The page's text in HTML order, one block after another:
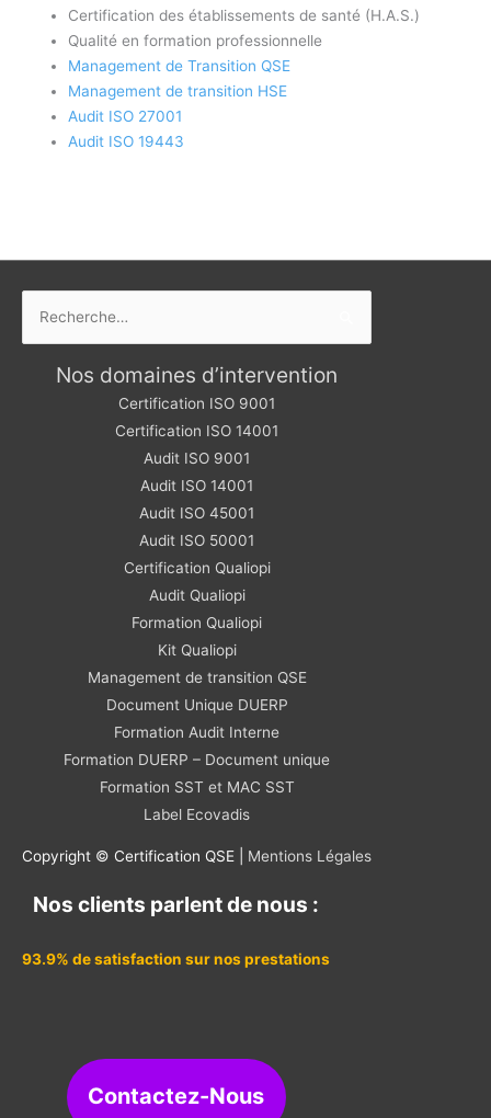
Certification des établissements de santé (H.A.S.)
Qualité en formation professionnelle
Management de Transition QSE
Management de transition HSE
Audit ISO 27001
Audit ISO 19443
Nos domaines d’intervention
Certification ISO 9001
Certification ISO 14001
Audit ISO 9001
Audit ISO 14001
Audit ISO 45001
Audit ISO 50001
Certification Qualiopi
Audit Qualiopi
Formation Qualiopi
Kit Qualiopi
Management de transition QSE
Document Unique DUERP
Formation Audit Interne
Formation DUERP – Document unique
Formation SST et MAC SST
Label Ecovadis
Copyright © Certification QSE | Mentions Légales
Nos clients parlent de nous :
93.9% de satisfaction sur nos prestations
Contactez-Nous